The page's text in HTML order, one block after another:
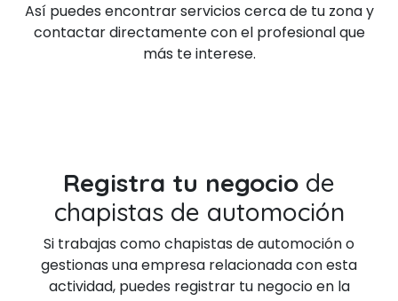
Así puedes encontrar servicios cerca de tu zona y
contactar directamente con el profesional que
más te interese.
Registra tu negocio de
chapistas de automoción
Si trabajas como chapistas de automoción o
gestionas una empresa relacionada con esta
actividad, puedes registrar tu negocio en la